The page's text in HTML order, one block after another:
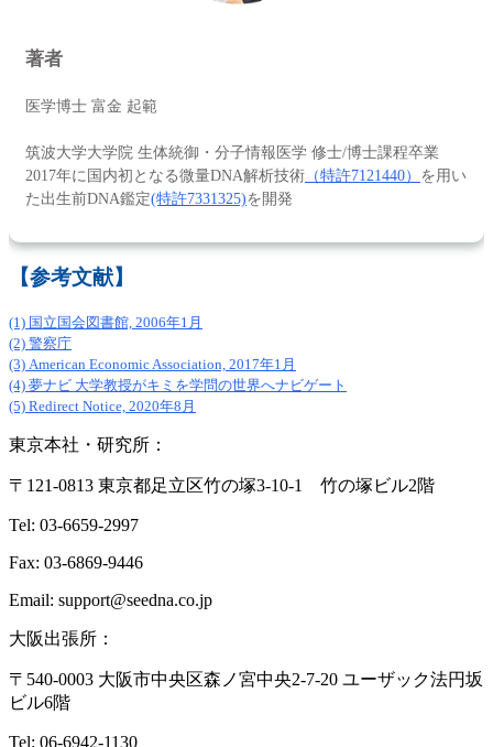
著者
医学博士 富金 起範
筑波大学大学院 生体統御・分子情報医学 修士/博士課程卒業
2017年に国内初となる微量DNA解析技術 （特許7121440） を用い
た出生前DNA鑑定(特許7331325)を開発
【参考文献】
(1) 国立国会図書館, 2006年1月
(2) 警察庁
(3) American Economic Association, 2017年1月
(4) 夢ナビ 大学教授がキミを学問の世界へナビゲート
(5) Redirect Notice, 2020年8月
東京本社・研究所：
〒121-0813 東京都足立区竹の塚3-10-1 竹の塚ビル2階
Tel: 03-6659-2997
Fax: 03-6869-9446
Email: support@seedna.co.jp
大阪出張所：
〒540-0003 大阪市中央区森ノ宮中央2-7-20 ユーザック法円坂
ビル6階
Tel: 06-6942-1130